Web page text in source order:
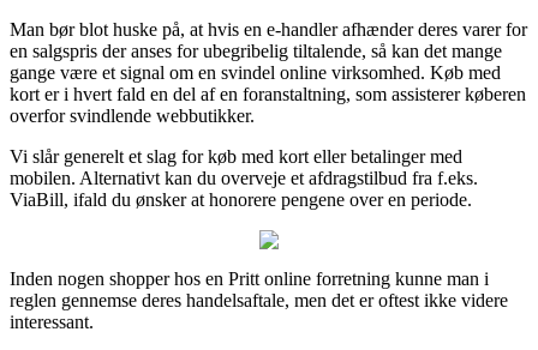
Man bør blot huske på, at hvis en e-handler afhænder deres varer for
en salgspris der anses for ubegribelig tiltalende, så kan det mange
gange være et signal om en svindel online virksomhed. Køb med
kort er i hvert fald en del af en foranstaltning, som assisterer køberen
overfor svindlende webbutikker.
Vi slår generelt et slag for køb med kort eller betalinger med
mobilen. Alternativt kan du overveje et afdragstilbud fra f.eks.
ViaBill, ifald du ønsker at honorere pengene over en periode.
Inden nogen shopper hos en Pritt online forretning kunne man i
reglen gennemse deres handelsaftale, men det er oftest ikke videre
interessant.